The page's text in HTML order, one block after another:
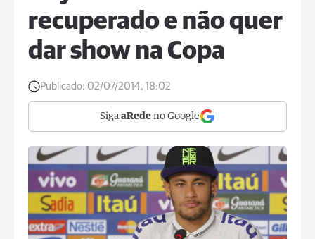
recuperado e não quer
dar show na Copa
Publicado: 02/07/2014, 18:02
Siga aRede no Google